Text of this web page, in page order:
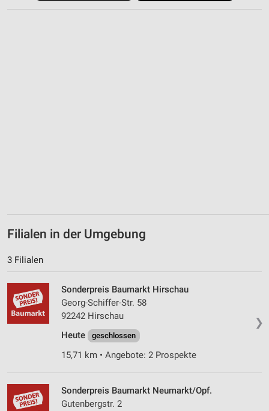
Filialen in der Umgebung
3 Filialen
❯
Sonderpreis Baumarkt Hirschau
Georg-Schiffer-Str. 58
92242 Hirschau
Heute
geschlossen
15,71 km • Angebote: 2 Prospekte
Sonderpreis Baumarkt Neumarkt/Opf.
Gutenbergstr. 2